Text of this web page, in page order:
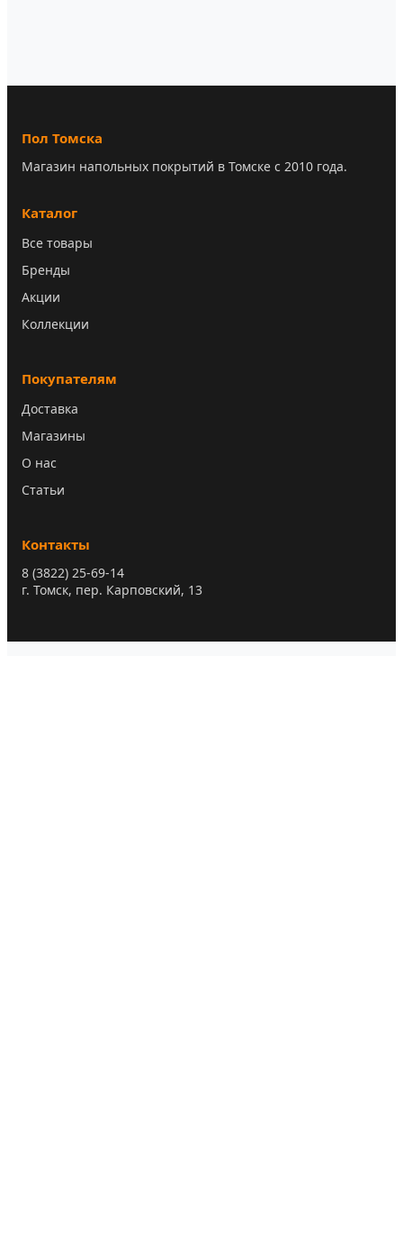
Пол Томска
Магазин напольных покрытий в Томске с 2010 года.
Каталог
Все товары
Бренды
Акции
Коллекции
Покупателям
Доставка
Магазины
О нас
Статьи
Контакты
8 (3822) 25-69-14
г. Томск, пер. Карповский, 13